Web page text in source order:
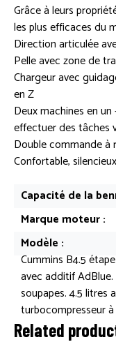
Grâce à leurs
les plus efficaces du
Direction articulée
Pelle avec zone de
Chargeur avec
en Z
Deux machines en
effectuer des tâches
Double commande
Confortable,
Capacité de la
Marque moteur :
Modèle :
Cummins B4.5
avec additif
soupapes. 4.5 litres
turbocompresseur
Related